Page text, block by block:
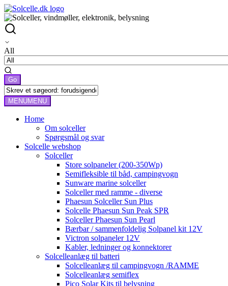
All
MENUMENU
Home
Om solceller
Spørgsmål og svar
Solcelle webshop
Solceller
Store solpaneler (200-350Wp)
Semifleksible til båd, campingvogn
Sunware marine solceller
Solceller med ramme - diverse
Phaesun Solceller Sun Plus
Solcelle Phaesun Sun Peak SPR
Solceller Phaesun Sun Pearl
Bærbar / sammenfoldelig Solpanel kit 12V
Victron solpaneler 12V
Kabler, ledninger og konnektorer
Solcelleanlæg til batteri
Solcelleanlæg til campingvogn /RAMME
Solcelleanlæg semiflex
Pico Solar Kits til belysning